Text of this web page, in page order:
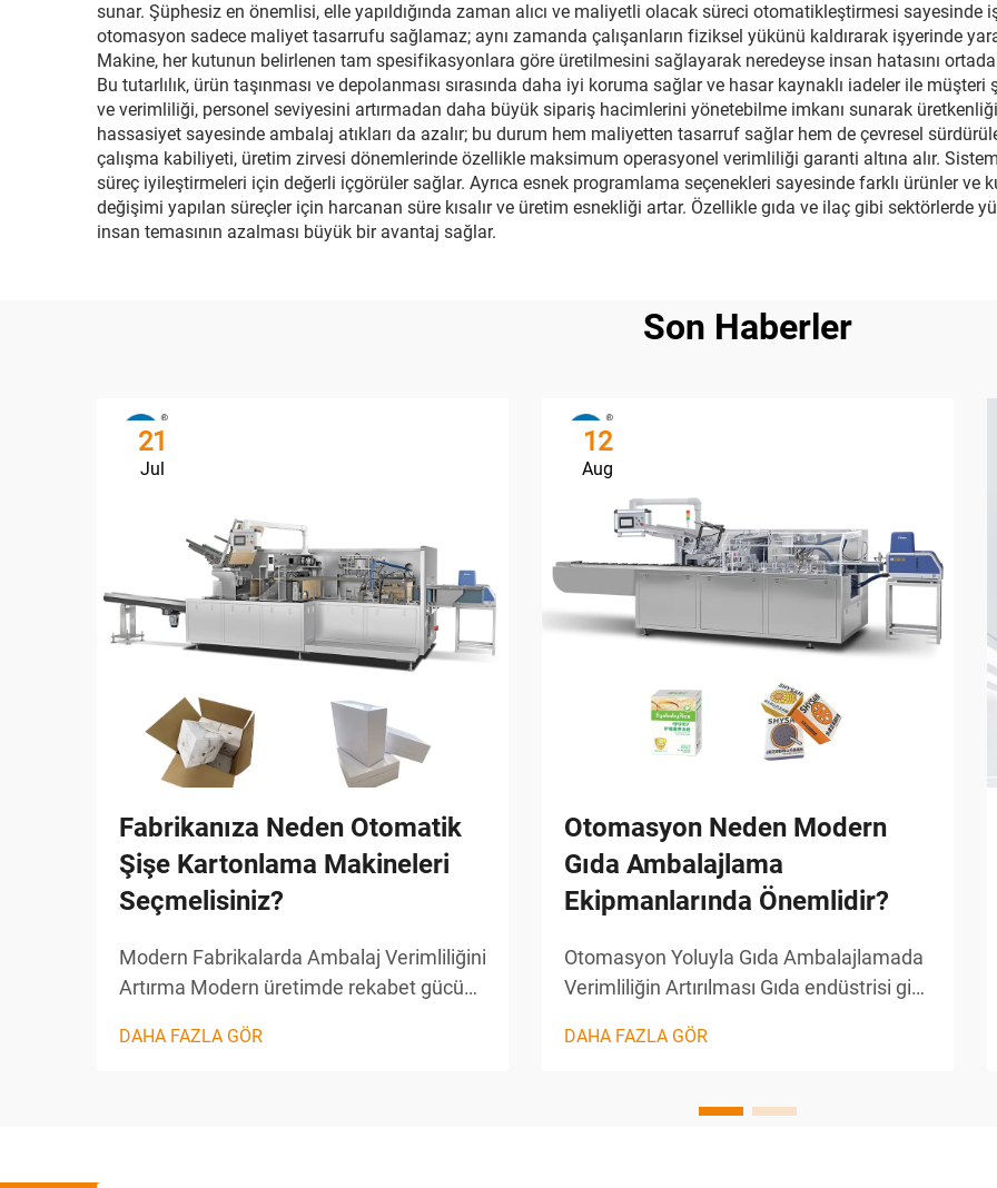
sunar. Şüphesiz en önemlisi, elle yapıldığında zaman alıcı ve maliyetli olacak süreci otomatikleştirmesi
otomasyon sadece maliyet tasarrufu sağlamaz; aynı zamanda çalışanların fiziksel yükünü kaldırarak işyerinde
Makine, her kutunun belirlenen tam spesifikasyonlara göre üretilmesini sağlayarak neredeyse insan hatasını
Bu tutarlılık, ürün taşınması ve depolanması sırasında daha iyi koruma sağlar ve hasar kaynaklı iadeler ile
ve verimliliği, personel seviyesini artırmadan daha büyük sipariş hacimlerini yönetebilme imkanı sunarak
hassasiyet sayesinde ambalaj atıkları da azalır; bu durum hem maliyetten tasarruf sağlar hem de çevresel
çalışma kabiliyeti, üretim zirvesi dönemlerinde özellikle maksimum operasyonel verimliliği garanti altına alır.
süreç iyileştirmeleri için değerli içgörüler sağlar. Ayrıca esnek programlama seçenekleri sayesinde farklı ürünler ve
değişimi yapılan süreçler için harcanan süre kısalır ve üretim esnekliği artar. Özellikle gıda ve ilaç gibi sektörlerde
insan temasının azalması büyük bir avantaj sağlar.
Son Haberler
21
Jul
Fabrikanıza Neden Otomatik
Şişe Kartonlama Makineleri
Seçmelisiniz?
Modern Fabrikalarda Ambalaj Verimliliğini
Artırma Modern üretimde rekabet gücünü
hayati öneme sahiptir. Özellikle bu
DAHA FAZLA GÖR
12
Aug
Otomasyon Neden Modern
Gıda Ambalajlama
Ekipmanlarında Önemlidir?
Otomasyon Yoluyla Gıda Ambalajlamada
Verimliliğin Artırılması Gıda endüstrisi gibi
ambalaj, ürünün korunmasında olduğu
memnuniyetinde de kritik bir rol
DAHA FAZLA GÖR